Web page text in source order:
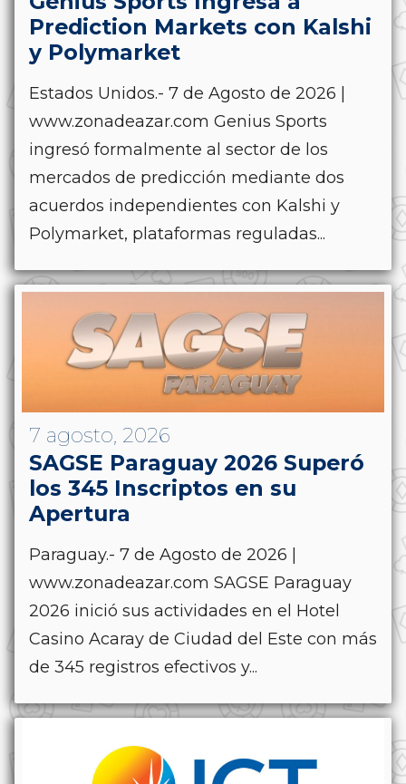
Prediction Markets con Kalshi
y Polymarket
Estados Unidos.- 7 de Agosto de 2026 |
www.zonadeazar.com Genius Sports
ingresó formalmente al sector de los
mercados de predicción mediante dos
acuerdos independientes con Kalshi y
Polymarket, plataformas reguladas...
7 agosto, 2026
SAGSE Paraguay 2026 Superó
los 345 Inscriptos en su
Apertura
Paraguay.- 7 de Agosto de 2026 |
www.zonadeazar.com SAGSE Paraguay
2026 inició sus actividades en el Hotel
Casino Acaray de Ciudad del Este con más
de 345 registros efectivos y...